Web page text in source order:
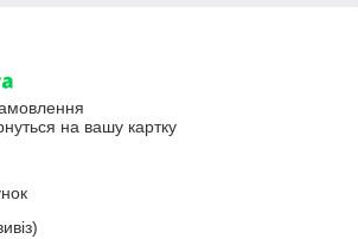
на вашу картку